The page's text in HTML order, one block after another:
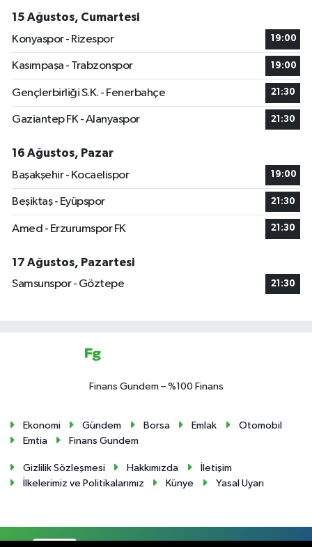
15 Ağustos, Cumartesi
Konyaspor - Rizespor
19:00
Kasımpaşa - Trabzonspor 19:00
Gençlerbirliği S.K. - Fenerbahçe 21:30
Gaziantep FK - Alanyaspor 21:30
16 Ağustos, Pazar
Başakşehir - Kocaelispor
19:00
Beşiktaş - Eyüpspor 21:30
Amed - Erzurumspor FK 21:30
17 Ağustos, Pazartesi
Samsunspor - Göztepe
21:30
Finans Gundem – %100 Finans
Ekonomi Gündem Borsa Emlak
Otomobil
Emtia
Finans Gundem
Gizlilik Sözleşmesi Hakkımızda
İletişim
İlkelerimiz ve Politikalarımız
Künye Yasal Uyarı